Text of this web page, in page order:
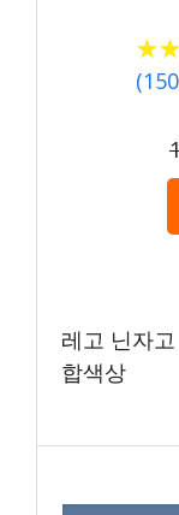
★★
★★
(150
레고 닌자
합색상